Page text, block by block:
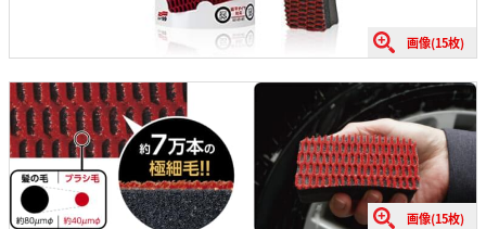
画像(15枚)
画像(15枚)